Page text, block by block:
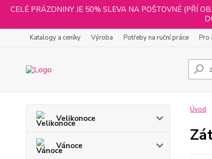
CELÉ PRÁZDNINY JE 50% SLEVA NA POŠTOVNÉ (PŘÍ
Katalogy a ceníky Výroba Potřeby na ruční práce Pro
Velikonoce
Vánoce
Úvod